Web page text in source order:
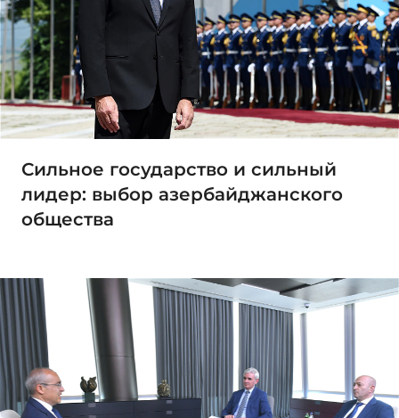
Сильное государство и сильный
лидер: выбор азербайджанского
общества